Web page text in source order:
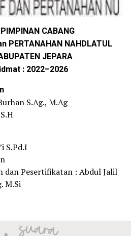
CABANG
PERTANAHAN NAHDLATUL
JEPARA
: 2022–2026
S.Ag., M.Ag
S.Pd.I
dan Pesertifikatan : Abdul Jalil
M.Si